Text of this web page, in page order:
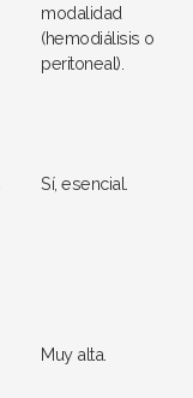
modalidad
(hemodiálisis o
peritoneal).
Sí, esencial.
Muy alta.